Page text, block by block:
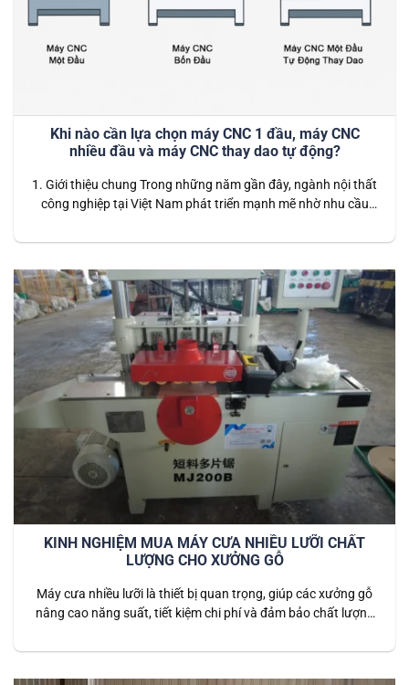
Khi nào cần lựa chọn máy CNC 1 đầu, máy CNC
nhiều đầu và máy CNC thay dao tự động?
1. Giới thiệu chung Trong những năm gần đây, ngành nội thất
công nghiệp tại Việt Nam phát triển mạnh mẽ nhờ nhu cầu
càng cao. Song song với đó, công nghệ sản xuất cũng thay
KINH NGHIỆM MUA MÁY CƯA NHIỀU LƯỠI CHẤT
LƯỢNG CHO XƯỞNG GỖ
Máy cưa nhiều lưỡi là thiết bị quan trọng, giúp các xưởng gỗ
nâng cao năng suất, tiết kiệm chi phí và đảm bảo chất lượng
không phải dễ — bạn cần nắm rõ các tiêu chí quan trọng